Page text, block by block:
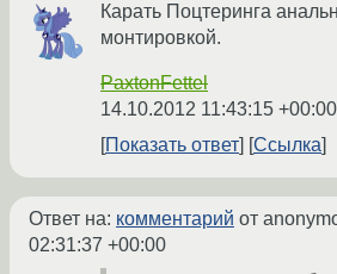
Карать Поцтеринга
монтировкой.
PaxtonFettel
14.10.2012 11:43:15 +00:00
Показать ответ
Ссылка
Ответ на: комментарий от
02:31:37 +00:00